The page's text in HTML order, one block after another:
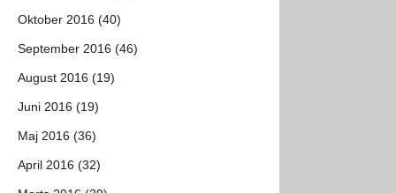
Oktober 2016 (40)
September 2016 (46)
August 2016 (19)
Juni 2016 (19)
Maj 2016 (36)
April 2016 (32)